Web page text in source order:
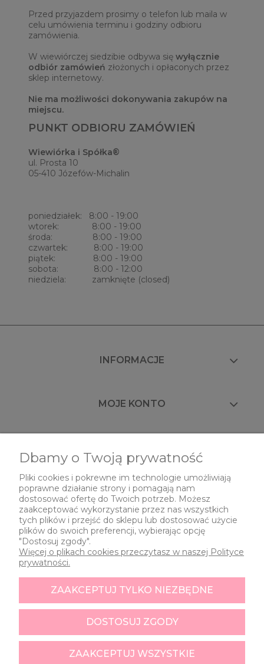
Przed przyjazdem prosimy o telefon lub maila w
celu umówienia terminu i godziny odbioru
zamówienia.
W wiewiórczej siedzibie odbywa się wyłącznie
odbiór zamówień złożonych i opłaconych przez
sklep internetowy.
Nie ma możliwości dokonywania zakupów na
miejscu.
PUNKT ODBIORU ZAMÓWIEŃ
Wiewiórka i Spółka®
ul. Prosta 10
05-410 Józefów-Michalin
poniedziałek: 8:00 - 19:00
wtorek: 8:00 - 19:00
środa: 8:00 - 19:00
czwartek: 8:00 - 19:00
piątek: 8:00 - 19:00
sobota: 8:00 - 12:00
niedziela: zamknięte (closed)
INFORMACJE
MOJE KONTO
O NAS
Znak i nazwa zastrzeżone.
All rights reserved.
Copyright @ WIEWIÓRKA | SPÓŁKA ®
Dbamy o Twoją prywatność
Pliki cookies i pokrewne im technologie umożliwiają
poprawne działanie strony i pomagają nam
dostosować ofertę do Twoich potrzeb. Możesz
zaakceptować wykorzystanie przez nas wszystkich
tych plików i przejść do sklepu lub dostosować użycie
plików do swoich preferencji, wybierając opcję
"Dostosuj zgody".
Więcej o plikach cookies przeczytasz w naszej Polityce
prywatności.
ZAAKCEPTUJ TYLKO NIEZBĘDNE
DOSTOSUJ ZGODY
ZAAKCEPTUJ WSZYSTKIE